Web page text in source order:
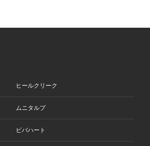
ヒールクリーク
ムニタルプ
ビバハート